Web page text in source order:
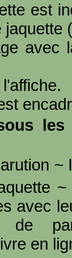
est
jaquette (
avec
~
avec
en